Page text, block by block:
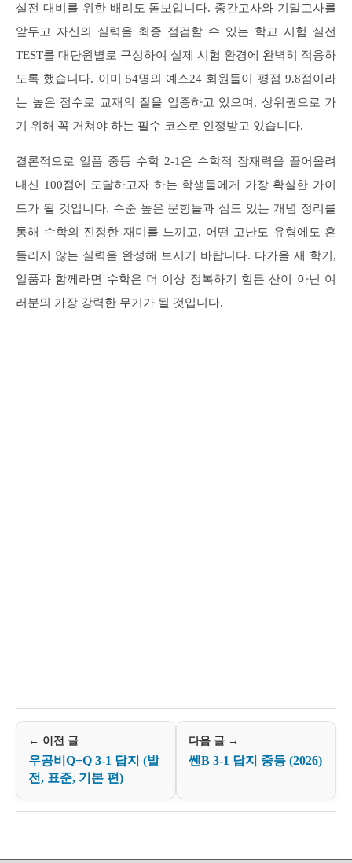
실전 대비를 위한 배려도 돋보입니다. 중간고사와 기말고사를
앞두고 자신의 실력을 최종 점검할 수 있는 학교 시험 실전
TEST를 대단원별로 구성하여 실제 시험 환경에 완벽히 적응하
도록 했습니다. 이미 54명의 예스24 회원들이 평점 9.8점이라
는 높은 점수로 교재의 질을 입증하고 있으며, 상위권으로 가
기 위해 꼭 거쳐야 하는 필수 코스로 인정받고 있습니다.
결론적으로 일품 중등 수학 2-1은 수학적 잠재력을 끌어올려
내신 100점에 도달하고자 하는 학생들에게 가장 확실한 가이
드가 될 것입니다. 수준 높은 문항들과 심도 있는 개념 정리를
통해 수학의 진정한 재미를 느끼고, 어떤 고난도 유형에도 흔
들리지 않는 실력을 완성해 보시기 바랍니다. 다가올 새 학기,
일품과 함께라면 수학은 더 이상 정복하기 힘든 산이 아닌 여
러분의 가장 강력한 무기가 될 것입니다.
← 이전 글
우공비Q+Q 3-1 답지 (발
전, 표준, 기본 편)
다음 글 →
쎈B 3-1 답지 중등 (2026)